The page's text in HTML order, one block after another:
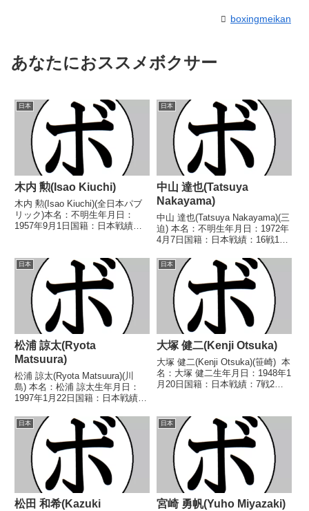
boxingmeikan
あなたにおススメボクサー
日本
木内 勲(Isao Kiuchi)
木内 勲(Isao Kiuchi)(全日本パブ
リック)本名：不明生年月日：
1957年9月1日国籍：日本戦績：
●3RKO 渡辺 敬之(金
子)1978/12/12 ●4R判定 (採...
日本
中山 達也(Tatsuya
Nakayama)
中山 達也(Tatsuya Nakayama)(三
迫) 本名：不明生年月日：1972年
4月7日国籍：日本戦績：16戦10
なし 【戦歴】1991/06/10 ○4R
判定 (採点不明) 米重 寛之(プロ
テッ...
日本
松浦 諒太(Ryota
Matsuura)
松浦 諒太(Ryota Matsuura)(川
島) 本名：松浦 諒太生年月日：
1997年1月22日国籍：日本戦績：
ル】なし 【戦歴】2019/08/06
○1RTKO 山内 寛太(Reason大
貴)202...
日本
大塚 健二(Kenji Otsuka)
大塚 健二(Kenji Otsuka)(笹崎) 本
名：大塚 健二生年月日：1948年1
月20日国籍：日本戦績：7戦2勝
○1RKO 渡辺 春蔵(鈴
木)1966/03/0...
日本
松田 和希(Kazuki
日本
宮崎 勇帆(Yuho Miyazaki)